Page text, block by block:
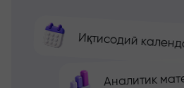
Иқтисодий
Аналитик